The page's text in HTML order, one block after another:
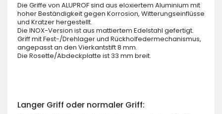
Die Griffe von ALUPROF sind aus eloxiertem Aluminium mit
hoher Beständigkeit gegen Korrosion, Witterungseinflüsse
und Kratzer hergestellt.
Die INOX-Version ist aus mattiertem Edelstahl gefertigt.
Griff mit Fest-/Drehlager und Rückholfedermechanismus,
angepasst an den Vierkantstift 8 mm.
Die Rosette/Abdeckplatte ist 33 mm breit.
Langer Griff oder normaler Griff: